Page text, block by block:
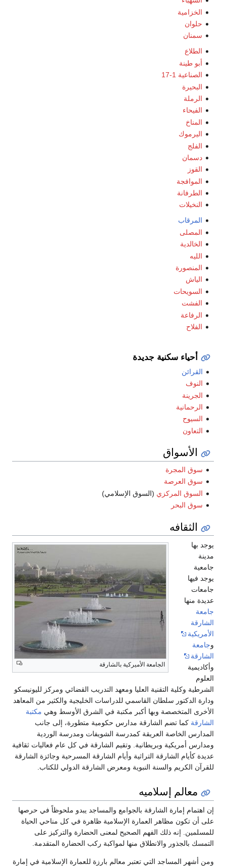
الخزامية
حلوان
سمنان
الطلاع
أبو طينة
الصناعية 1-17
البحيرة
الرملة
الفيحاء
المناخ
اليرموك
الفلج
دسمان
القوز
الموافجة
الطرفانة
النخيلات
المرقاب
المصلى
الخالدية
الليه
المنصورة
الياش
السويحات
الفشت
الرفاعة
الفلاح
أحياء سكنية جديدة
القرائن
النوف
الجرينة
الرحمانية
السيوح
التعاون
الأسواق
سوق المجرة
سوق العرصة
السوق المركزي (السوق الإسلامي)
سوق البحر
الثقافه
الجامعة الأميركية بالشارقة
يوجد بها
مدينة
جامعية
يوجد فيها
جامعات
عديدة منها
جامعة
الشارقة
الأمريكية
وجامعة
الشارقة
وأكاديمية
العلوم
الشرطية وكلية التقنية العليا ومعهد التدريب القضائي ومركز لليونيسكو
ودارة الدكتور سلطان القاسمي للدراسات الخليجية والكثير من المعاهد
الأخرى المتخصصة وبها أكبر مكتبة في الشرق الأوسط وهي مكتبة
الشارقة كما تضم الشارقة مدارس حكومية متطورة، إلى جانب
المدارس الخاصة العريقة كمدرسة الشويفات ومدرسة الوردية
ومدارس أمريكية وبريطانية. وتقيم الشارقة في كل عام فعاليات ثقافية
عديدة كأيام الشارقة التراثية وأيام الشارقة المسرحية وجائزة الشارقة
للقرآن الكريم والسنة النبوية ومعرض الشارقة الدولي للكتاب.
معالم إسلاميه
إن اهتمام إمارة الشارقة بالجوامع والمساجد يبدو ملحوظاً في حرصها
على أن تكون مظاهر العمارة الإسلامية ظاهرة في كل مناحي الحياة
للمسلمين. إنه ذلك الفهم الصحيح لمعنى الحضارة والتركيز على
التمسك بالجذور والانطلاق منها لمواكبة ركب الحضارة المتقدمة.
ومن أشهر المساجد التي تعتبر معالم بارزة للعمارة الإسلامية في إمارة